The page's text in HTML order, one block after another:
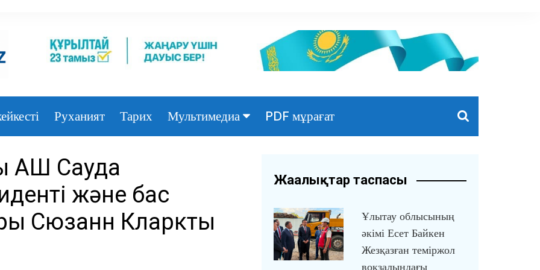
Руханият Тарих Мультимедиа PDF мұрағат
Сауда
және бас
Сюзанн Кларкты
Жаңалықтар таспасы
Ұлытау облысының
әкімі Есет Байкен
Жезқазған теміржол
вокзалындағы